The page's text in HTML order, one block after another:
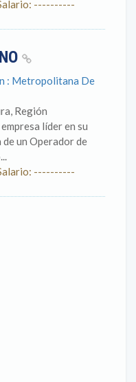
----------
: Metropolitana De
Región
líder en su
un Operador de
----------